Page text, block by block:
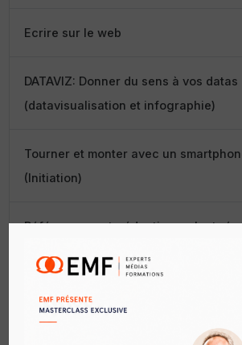
Ecrire sur le web
DATAVIZ: Donner du sens à vos datas
(datavisualisation et infographie)
Tourner et monter avec un
(Initiation)
Référencement, rédaction web et
Produire un podcast